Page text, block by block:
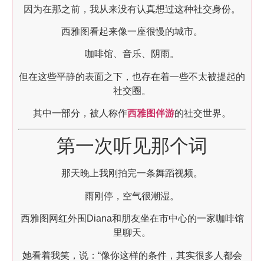
因为在那之前，我从来没有认真想过这种社交身份。
西雅图看起来像一座很慢的城市。
咖啡馆、音乐、阴雨。
但在这些平静的表面之下，也存在着一些不太被提起的
社交圈。
其中一部分，被人称作西雅图伴游的社交世界。
第一次听见那个词
那天晚上我刚拍完一条舞蹈视频。
雨刚停，空气很潮湿。
西雅图网红外围Diana和朋友坐在市中心的一家咖啡馆
里聊天。
她看着我笑，说：“像你这样的条件，其实很多人都会